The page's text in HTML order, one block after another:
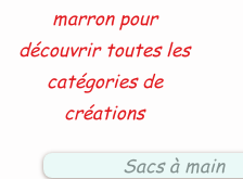
marron pour
découvrir toutes les
catégories de
créations
Sacs à main